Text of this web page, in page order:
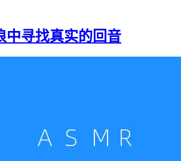
中寻找真实的回音